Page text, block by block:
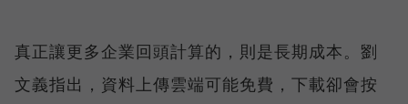
真正讓更多企業回頭計算的，則是長期成本。劉
文義指出，資料上傳雲端可能免費，下載卻會按